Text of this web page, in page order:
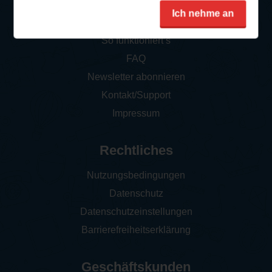
Ich nehme an
So funktioniert‘s
FAQ
Newsletter abonnieren
Kontakt/Support
Impressum
Rechtliches
Nutzungsbedingungen
Datenschutz
Datenschutzeinstellungen
Barrierefreiheitserklärung
Geschäftskunden